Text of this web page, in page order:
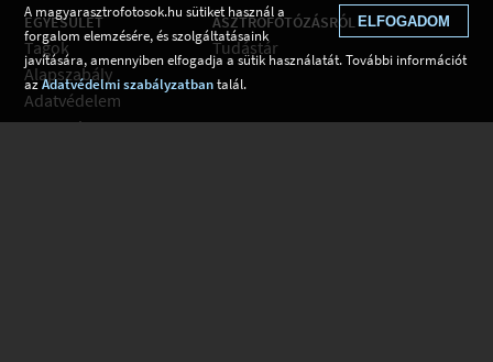
EGYESÜLET
Tagok
Alapszabály
Adatvédelem
Kapcsolat
ASZTROFOTÓZÁSRÓL
Tudástár
ELFOGADOM
A magyarasztrofotosok.hu sütiket használ a
forgalom elemzésére, és szolgáltatásaink
javítására, amennyiben elfogadja a sütik használatát. További információt
azAdatvédelmi szabályzatbantalál.